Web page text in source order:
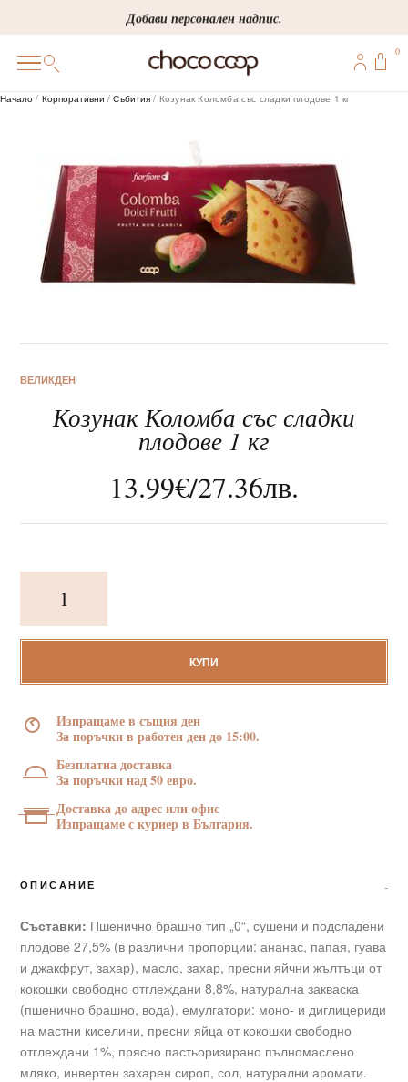
to
content
Добави персонален надпис.
ПЕРСОНАЛИЗИРАНИ
КОРПОРАТИВНИ
ШОКОЛАДИ
ВИНЕНА СЕЛЕКЦИЯ
Новини
0
Начало / Корпоративни /Събития / Козунак Коломба със сладки плодове 1 кг
ВЕЛИКДЕН
Козунак Коломба със сладки
плодове 1 кг
13.99€/27.36лв.
Козунак
Коломба
сладки
1
КУПИ
Изпращаме в същия ден
За поръчки в работен ден до 15:00.
Безплатна доставка
За поръчки над 50 евро.
Доставка до адрес или офис
Изпращаме с куриер в България.
ОПИСАНИЕ
Съставки: Пшенично брашно тип „0“, сушени и подсладени
плодове 27,5% (в различни пропорции: ананас, папая, гуава
и джакфрут, захар), масло, захар, пресни яйчни жълтъци от
кокошки свободно отглеждани 8,8%, натурална закваска
(пшенично брашно, вода), емулгатори: моно- и диглицериди
на мастни киселини, пресни яйца от кокошки свободно
отглеждани 1%, прясно пастьоризирано пълномаслено
мляко, инвертен захарен сироп, сол, натурални аромати.